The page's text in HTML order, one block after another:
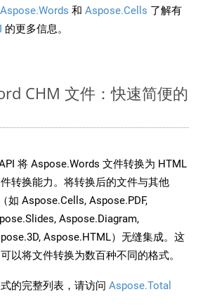
Aspose.Words 和 Aspose.Cells 了解有
的更多信息。
CHM 文件：快速简便的
将 Aspose.Words 文件转换为 HTML
转换能力。将转换后的文件与其他
如 Aspose.Cells, Aspose.PDF,
Aspose.Diagram,
Aspose.HTML）无缝集成。这
以将文件转换为数百种不同的格式。
的完整列表，请访问 Aspose.Total